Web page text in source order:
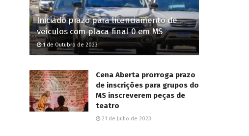
Iniciado prazo para licenciamento de
veículos com placa final 0 em MS
1 de Outubro de 2023
Cena Aberta prorroga prazo
de inscrições para grupos do
MS inscreverem peças de
teatro
21 de Julho de 2023